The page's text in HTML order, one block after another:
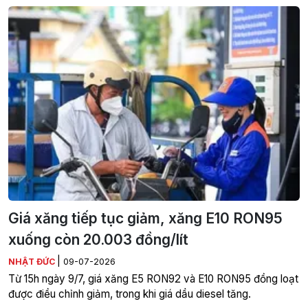
Giá xăng tiếp tục giảm, xăng E10 RON95
xuống còn 20.003 đồng/lít
NHẬT ĐỨC 09-07-2026
Từ 15h ngày 9/7, giá xăng E5 RON92 và E10 RON95 đồng loạt
được điều chỉnh giảm, trong khi giá dầu diesel tăng.